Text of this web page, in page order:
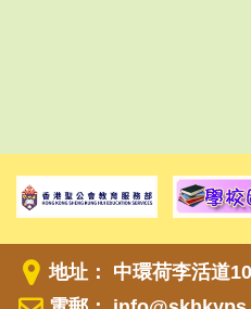
地址： 中環荷李活道